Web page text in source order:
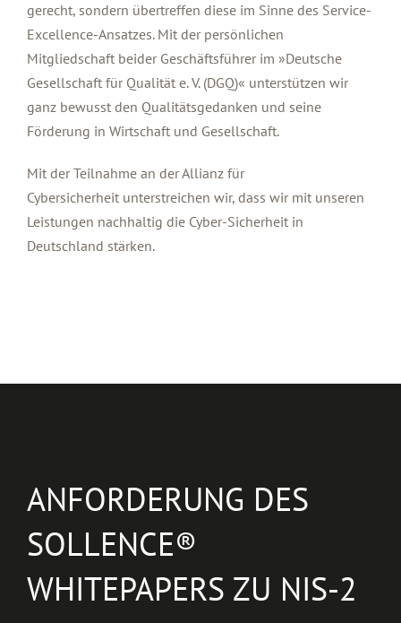
gerecht, sondern übertreffen diese im Sinne des Service-
Excellence-Ansatzes. Mit der persönlichen
Mitgliedschaft beider Geschäftsführer im »Deutsche
Gesellschaft für Qualität e. V. (DGQ)« unterstützen wir
ganz bewusst den Qualitätsgedanken und seine
Förderung in Wirtschaft und Gesellschaft.
Mit der Teilnahme an derAllianz für
Cybersicherheit unterstreichen wir, dass wir mit unseren
Leistungen nachhaltig die Cyber-Sicherheit in
Deutschland stärken.
ANFORDERUNG DES
SOLLENCE®
WHITEPAPERS ZU NIS-2